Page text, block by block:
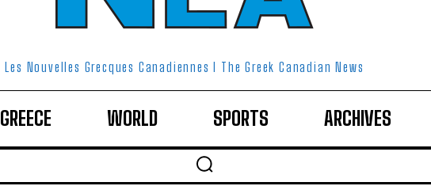
Les Nouvelles Grecques Canadiennes I The Greek Canadian News
GREECE WORLD SPORTS ARCHIVES